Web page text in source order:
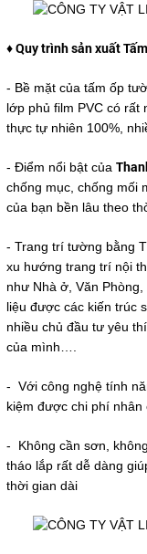
♦ Quy trình sản xuất
- Bề mặt của tấm ốp
lớp phủ film PVC có rất
thực tự nhiên 100%,
- Điểm nổi bật của
chống mục, chống mối
của bạn bền lâu theo
- Trang trí tường bằng
xu hướng trang trí nội
như Nhà ở, Văn
liệu được các kiến trúc
nhiều chủ đầu tư yêu
của mình….
- Với công nghệ tính
kiệm được chi phí nhân
- Không cần sơn,
tháo lắp rất dễ dàng
thời gian dài